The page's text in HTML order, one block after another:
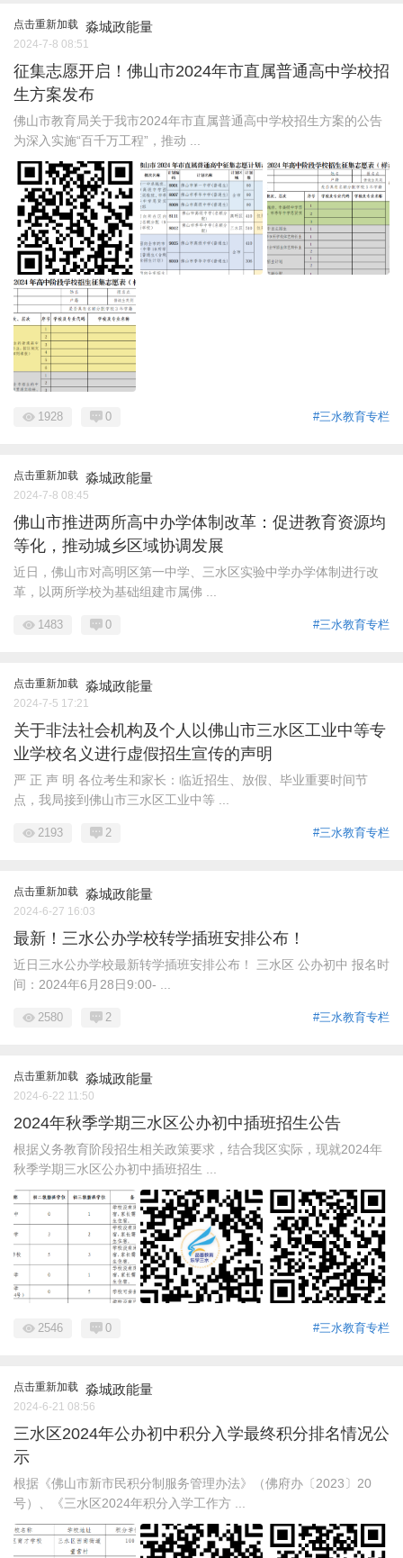
点击重新加载 淼城政能量
2024-7-8 08:51
征集志愿开启！佛山市2024年市直属普通高中学校招
生方案发布
佛山市教育局关于我市2024年市直属普通高中学校招生方案的公告
为深入实施“百千万工程”，推动 ...
#三水教育专栏
1928 0
点击重新加载 淼城政能量
2024-7-8 08:45
佛山市推进两所高中办学体制改革：促进教育资源均
等化，推动城乡区域协调发展
近日，佛山市对高明区第一中学、三水区实验中学办学体制进行改
革，以两所学校为基础组建市属佛 ...
#三水教育专栏
1483 0
点击重新加载 淼城政能量
2024-7-5 17:21
关于非法社会机构及个人以佛山市三水区工业中等专
业学校名义进行虚假招生宣传的声明
严 正 声 明 各位考生和家长：临近招生、放假、毕业重要时间节
点，我局接到佛山市三水区工业中等 ...
#三水教育专栏
2193 2
点击重新加载 淼城政能量
2024-6-27 16:03
最新！三水公办学校转学插班安排公布！
近日三水公办学校最新转学插班安排公布！ 三水区 公办初中 报名时
间：2024年6月28日9:00- ...
#三水教育专栏
2580 2
点击重新加载 淼城政能量
2024-6-22 11:50
2024年秋季学期三水区公办初中插班招生公告
根据义务教育阶段招生相关政策要求，结合我区实际，现就2024年
秋季学期三水区公办初中插班招生 ...
#三水教育专栏
2546 0
点击重新加载 淼城政能量
2024-6-21 08:56
三水区2024年公办初中积分入学最终积分排名情况公
示
根据《佛山市新市民积分制服务管理办法》（佛府办〔2023〕20
号）、《三水区2024年积分入学工作方 ...